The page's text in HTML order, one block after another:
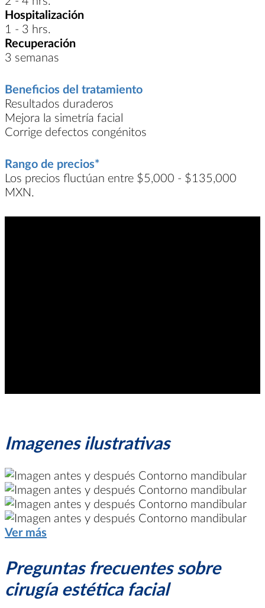
Hospitalización
1 - 3 hrs.
Recuperación
3 semanas
Beneficios del tratamiento
Resultados duraderos
Mejora la simetría facial
Corrige defectos congénitos
Rango de precios*
Los precios fluctúan entre $5,000 - $135,000
MXN.
Imagenes ilustrativas
Ver más
Preguntas frecuentes sobre
cirugía estética facial